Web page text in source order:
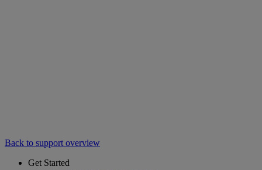
Back to support overview
Get Started